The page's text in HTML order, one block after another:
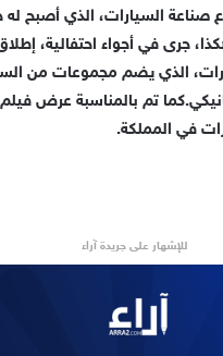
صناعة السيارات، الذي أصبح
جرى في أجواء احتفالية،
الذي يضم مجموعات من
تم بالمناسبة عرض فيلم
في المملكة.
للإشهار على جريدة آراء